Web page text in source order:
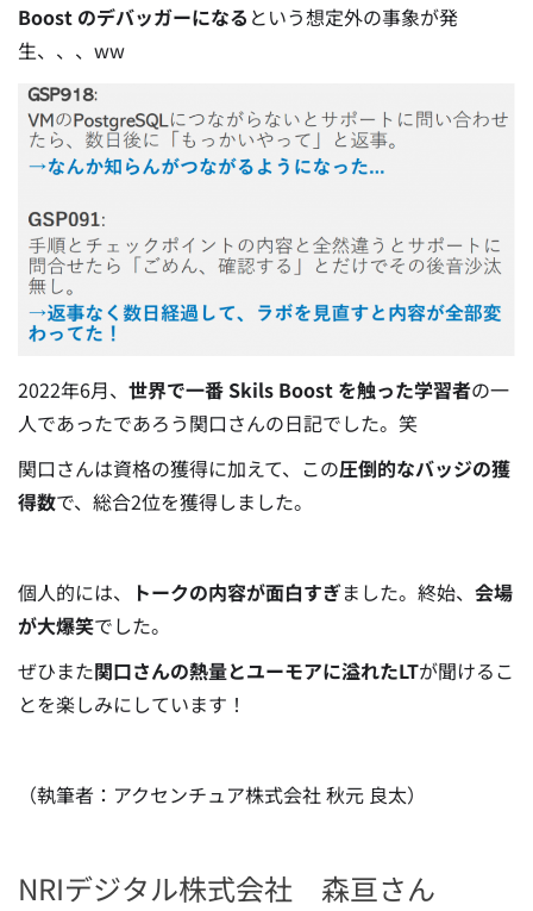
Boost のデバッガーになる という想定外の事象が発
生、、、ww
2022年6月、 世界で一番 Skils Boost を触った学習者の一
人であったであろう関口さんの日記でした。笑
関口さんは資格の獲得に加えて、この圧倒的なバッジの獲
得数で、総合2位を獲得しました。
個人的には、 トークの内容が面白すぎました。終始、 会場
が大爆笑でした。
ぜひまた関口さんの熱量とユーモアに溢れたLTが聞けるこ
とを楽しみにしています！
（執筆者：アクセンチュア株式会社 秋元 良太）
NRIデジタル株式会社 森亘さん